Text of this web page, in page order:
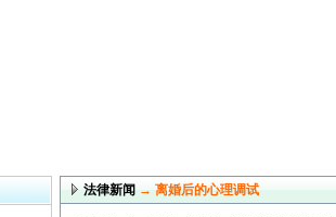
法律新闻 → 离婚后的心理调试